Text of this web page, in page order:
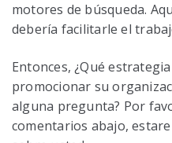
motores de búsqueda.
debería facilitarle el
Entonces, ¿Qué
promocionar su
alguna pregunta? Por
comentarios abajo,